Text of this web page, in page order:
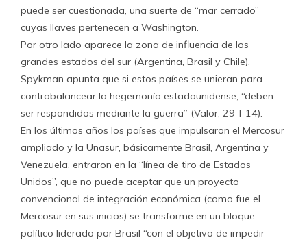
puede ser cuestionada, una suerte de “mar cerrado”
cuyas llaves pertenecen a Washington.
Por otro lado aparece la zona de influencia de los
grandes estados del sur (Argentina, Brasil y Chile).
Spykman apunta que si estos países se unieran para
contrabalancear la hegemonía estadounidense, “deben
ser respondidos mediante la guerra” (Valor, 29-I-14).
En los últimos años los países que impulsaron el Mercosur
ampliado y la Unasur, básicamente Brasil, Argentina y
Venezuela, entraron en la “línea de tiro de Estados
Unidos”, que no puede aceptar que un proyecto
convencional de integración económica (como fue el
Mercosur en sus inicios) se transforme en un bloque
político liderado por Brasil “con el objetivo de impedir